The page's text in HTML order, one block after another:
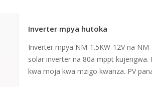
Inverter mpya hutoka
Inverter mpya NM-1.5KW-12V na
solar inverter na 80a mppt
kwa moja kwa mzigo kwanza. PV